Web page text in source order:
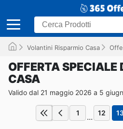
Volantini Risparmio Casa
OFFERTA SPECIALE
CASA
Valido dal 21 maggio 2026 a 5
1 ... 12